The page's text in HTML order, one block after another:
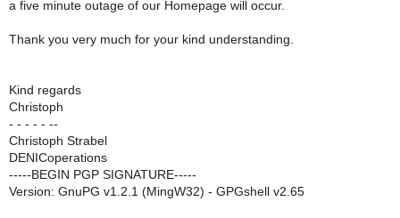
a five minute outage of our Homepage will occur.
Thank you very much for your kind understanding.
Kind regards
Christoph
- - - - - --
Christoph Strabel
DENICoperations
-----BEGIN PGP SIGNATURE-----
Version: GnuPG v1.2.1 (MingW32) - GPGshell v2.65